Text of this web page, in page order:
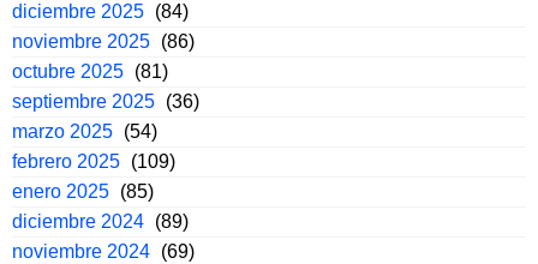
diciembre 2025 (84)
noviembre 2025 (86)
octubre 2025 (81)
septiembre 2025 (36)
marzo 2025 (54)
febrero 2025 (109)
enero 2025 (85)
diciembre 2024 (89)
noviembre 2024 (69)